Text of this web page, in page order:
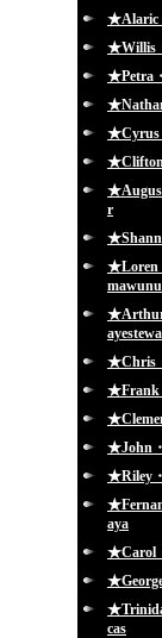
★Alaric
★Willis
★Petra
★Cyrus
r
★Loren
mawunu
★Arthur
ayestewa
★Chris
★Frank
★John
★Riley
aya
★Carol
cas